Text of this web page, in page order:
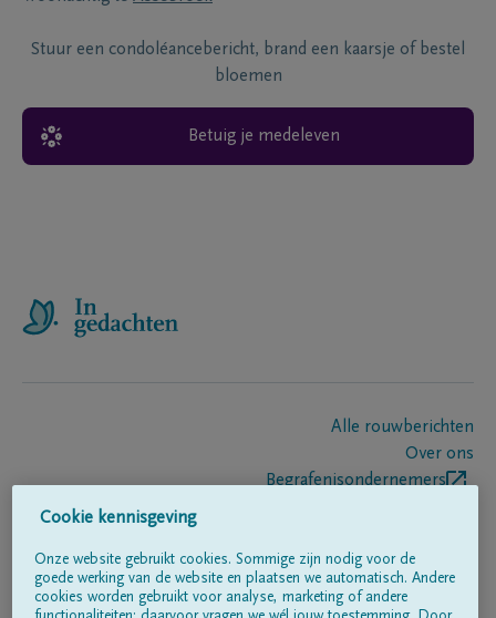
Stuur een condoléancebericht, brand een kaarsje of bestel
bloemen
Betuig je medeleven
Alle rouwberichten
Over ons
Begrafenisondernemers
Volg ons op
Cookie kennisgeving
Onze website gebruikt cookies. Sommige zijn nodig voor de
goede werking van de website en plaatsen we automatisch. Andere
cookies worden gebruikt voor analyse, marketing of andere